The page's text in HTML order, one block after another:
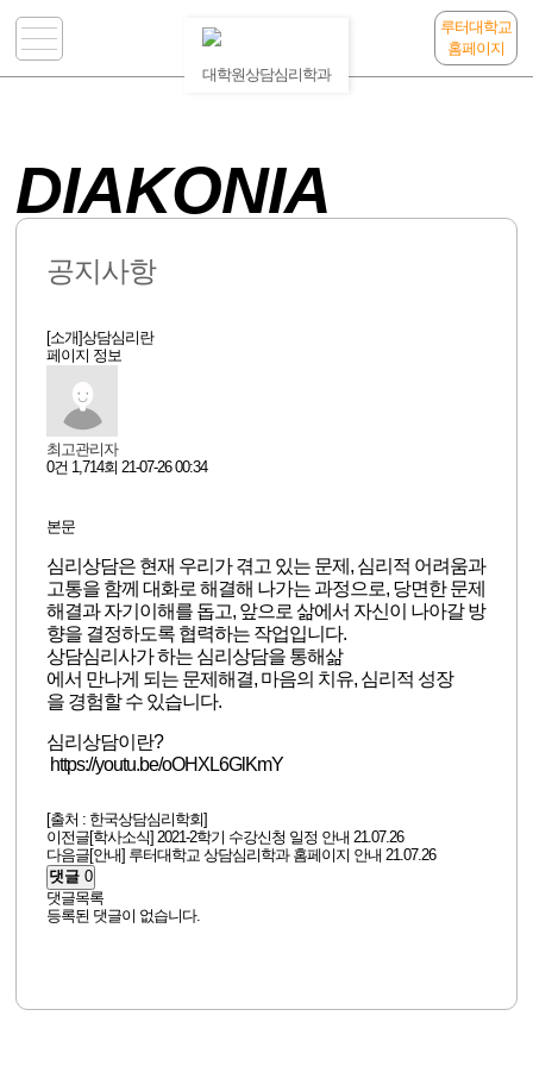
대학원상담심리학과
루터대학교
홈페이지
DIAKONIA
공지사항
[소개]상담심리란
페이지 정보
최고관리자
0건 1,714회 21-07-26 00:34
본문
심리상담은 현재 우리가 겪고 있는 문제, 심리적 어려움과
고통을 함께 대화로 해결해 나가는 과정으로, 당면한 문제
해결과 자기이해를 돕고, 앞으로 삶에서 자신이 나아갈 방
향을 결정하도록 협력하는 작업입니다.
상담심리사가 하는 심리상담을 통해삶
에서 만나게 되는 문제해결, 마음의 치유, 심리적 성장
을 경험할 수 있습니다.
심리상담이란?
https://youtu.be/oOHXL6GlKmY
[출처 : 한국상담심리학회]
이전글 [학사소식] 2021-2학기 수강신청 일정 안내 21.07.26
다음글 [안내] 루터대학교 상담심리학과 홈페이지 안내 21.07.26
댓글 0
댓글목록
등록된 댓글이 없습니다.